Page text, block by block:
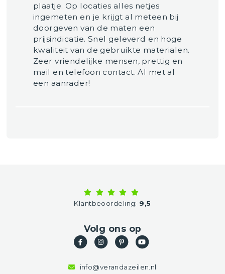
plaatje. Op locaties alles netjes
ingemeten en je krijgt al meteen bij
doorgeven van de maten een
prijsindicatie. Snel geleverd en hoge
kwaliteit van de gebruikte materialen.
Zeer vriendelijke mensen, prettig en
mail en telefoon contact. Al met al
een aanrader!
Klantbeoordeling: 9,5
Volg ons op
info@verandazeilen.nl